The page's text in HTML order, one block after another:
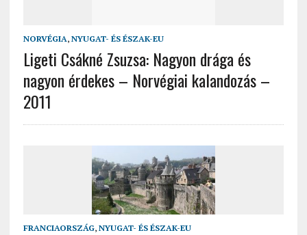
NORVÉGIA, NYUGAT- ÉS ÉSZAK-EU
Ligeti Csákné Zsuzsa: Nagyon drága és
nagyon érdekes – Norvégiai kalandozás –
2011
FRANCIAORSZÁG, NYUGAT- ÉS ÉSZAK-EU